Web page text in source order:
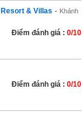
& Villas - Khánh
Điểm đánh giá : 0/10
Điểm đánh giá : 0/10